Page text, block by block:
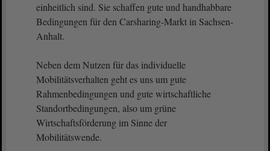
einheitlich sind. Sie schaffen gute und handhabbare
Bedingungen für den Carsharing-Markt in Sachsen-
Anhalt.
Neben dem Nutzen für das individuelle
Mobilitätsverhalten geht es uns um gute
Rahmenbedingungen und gute wirtschaftliche
Standortbedingungen, also um grüne
Wirtschaftsförderung im Sinne der
Mobilitätswende.